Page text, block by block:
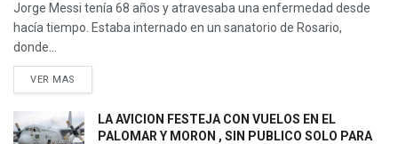
Jorge Messi tenía 68 años y atravesaba una enfermedad desde
hacía tiempo. Estaba internado en un sanatorio de Rosario,
donde...
VER MAS
LA AVICION FESTEJA CON VUELOS EN EL
PALOMAR Y MORON , SIN PUBLICO SOLO PARA